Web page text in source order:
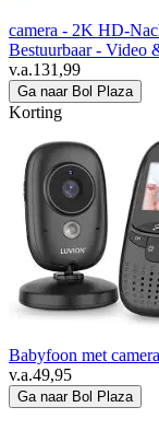
camera - 2K HD-
Bestuurbaar - Video
v.a.131,99
Ga naar Bol Plaza
Korting
Babyfoon met
v.a.49,95
Ga naar Bol Plaza